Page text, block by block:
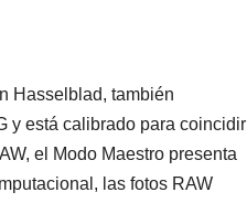
Hasselblad, también
y está calibrado para coincidir
el Modo Maestro presenta
las fotos RAW